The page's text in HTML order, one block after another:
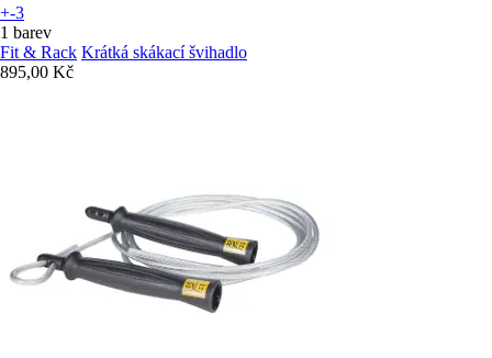
+-3
1 barev
Fit & Rack Krátká skákací švihadlo
895,00 Kč